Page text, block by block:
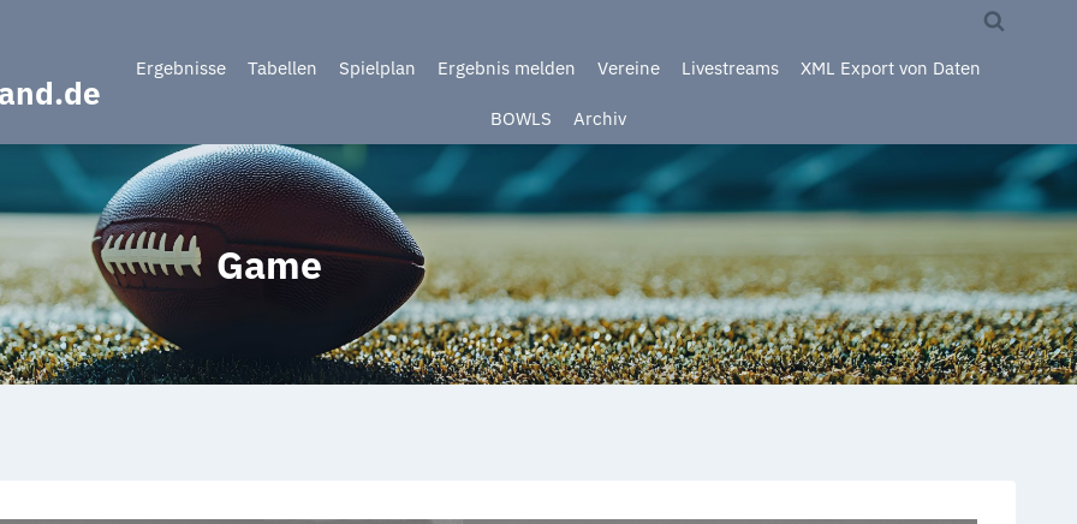
Ergebnisse Tabellen Spielplan Ergebnis melden Vereine Livestreams XML Export von Daten
BOWLS Archiv
Game